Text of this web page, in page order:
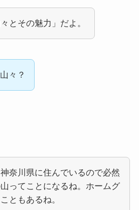
とその魅力」だよ。
々？
奈川県に住んでいるので必然
ってことになるね。ホームグ
ともあるね。